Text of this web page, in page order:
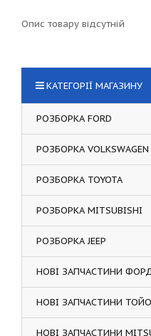
Опис товару відсутній
КАТЕГОРІЇ МАГАЗИНУ
РОЗБОРКА FORD
РОЗБОРКА VOLKSWAGEN
РОЗБОРКА TOYOTA
РОЗБОРКА MITSUBISHI
РОЗБОРКА JEEP
НОВІ ЗАПЧАСТИНИ
НОВІ ЗАПЧАСТИНИ
НОВІ ЗАПЧАСТИНИ